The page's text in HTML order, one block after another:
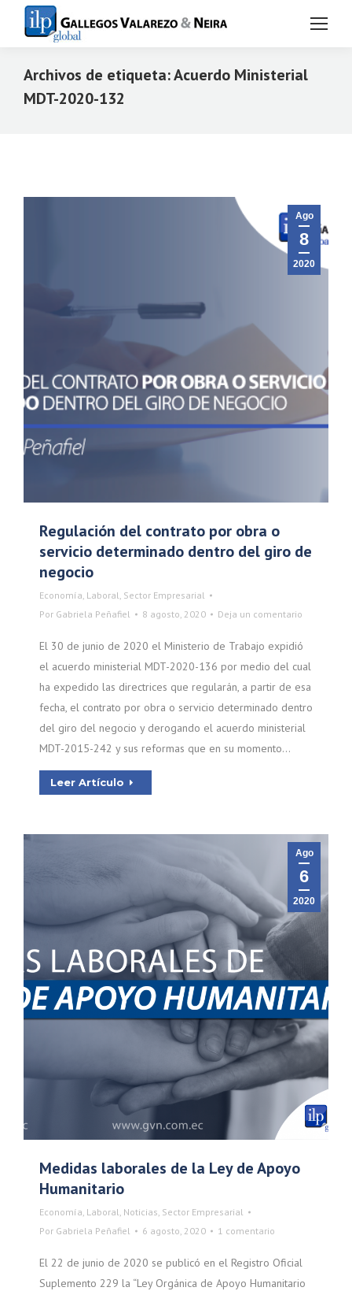
Archivos de etiqueta:Acuerdo Ministerial
MDT-2020-132
Ago
8
2020
Regulación del contrato por obra o
servicio determinado dentro del giro de
negocio
Economía, Laboral, Sector Empresarial
Por Gabriela Peñafiel 8 agosto, 2020 Deja un comentario
El 30 de junio de 2020 el Ministerio de Trabajo expidió
el acuerdo ministerial MDT-2020-136 por medio del cual
ha expedido las directrices que regularán, a partir de esa
fecha, el contrato por obra o servicio determinado dentro
del giro del negocio y derogando el acuerdo ministerial
MDT-2015-242 y sus reformas que en su momento…
Leer Artículo
Ago
6
2020
Medidas laborales de la Ley de Apoyo
Humanitario
Economía, Laboral, Noticias, Sector Empresarial
Por Gabriela Peñafiel 6 agosto, 2020 1 comentario
El 22 de junio de 2020 se publicó en el Registro Oficial
Suplemento 229 la “Ley Orgánica de Apoyo Humanitario